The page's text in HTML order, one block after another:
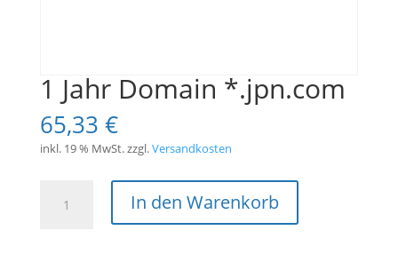
1 Jahr Domain *.jpn.com
65,33 €
inkl. 19 % MwSt.zzgl.Versandkosten
In den Warenkorb